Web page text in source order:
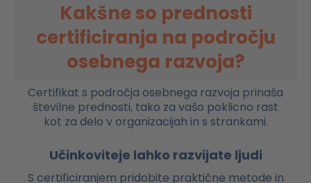
Kakšne so prednosti
certificiranja na področju
osebnega razvoja?
Certifikat s področja osebnega razvoja prinaša
številne prednosti, tako za vašo poklicno rast
kot za delo v organizacijah in s strankami.
Učinkoviteje lahko razvijate ljudi
S certificiranjem pridobite praktične metode in